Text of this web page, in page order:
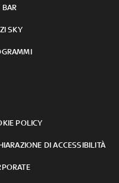
BAR
SKY
POLICY
DI ACCESSIBILITÀ